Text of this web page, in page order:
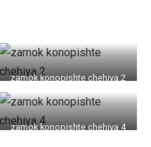
zamok konopishte chehiya 2
zamok konopishte chehiya 4